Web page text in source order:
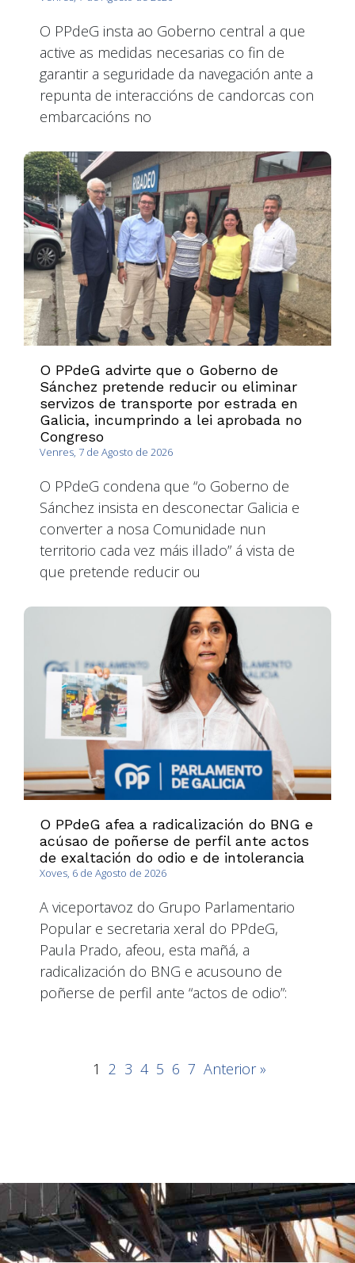
O PPdeG insta ao Goberno central a que
active as medidas necesarias co fin de
garantir a seguridade da navegación ante a
repunta de interaccións de candorcas con
embarcacións no
O PPdeG advirte que o Goberno de
Sánchez pretende reducir ou eliminar
servizos de transporte por estrada en
Galicia, incumprindo a lei aprobada no
Congreso
Venres, 7 de Agosto de 2026
O PPdeG condena que “o Goberno de
Sánchez insista en desconectar Galicia e
converter a nosa Comunidade nun
territorio cada vez máis illado” á vista de
que pretende reducir ou
O PPdeG afea a radicalización do BNG e
acúsao de poñerse de perfil ante actos
de exaltación do odio e de intolerancia
Xoves, 6 de Agosto de 2026
A viceportavoz do Grupo Parlamentario
Popular e secretaria xeral do PPdeG,
Paula Prado, afeou, esta mañá, a
radicalización do BNG e acusouno de
poñerse de perfil ante “actos de odio”:
1 2 3 4 5 6 7 Anterior »